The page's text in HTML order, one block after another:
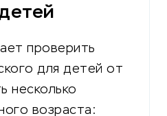
проверить
для детей от
несколько
возраста: